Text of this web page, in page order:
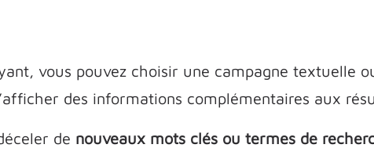
vous pouvez choisir une campagne textuelle
des informations complémentaires aux
de nouveaux mots clés ou termes de